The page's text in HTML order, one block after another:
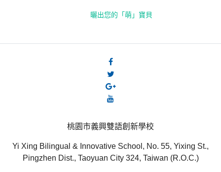
桃園市義興雙語創新學校
Yi Xing Bilingual & Innovative School, No. 55, Yixing St.,
Pingzhen Dist., Taoyuan City 324, Taiwan (R.O.C.)
曬出您的「萌」寶貝